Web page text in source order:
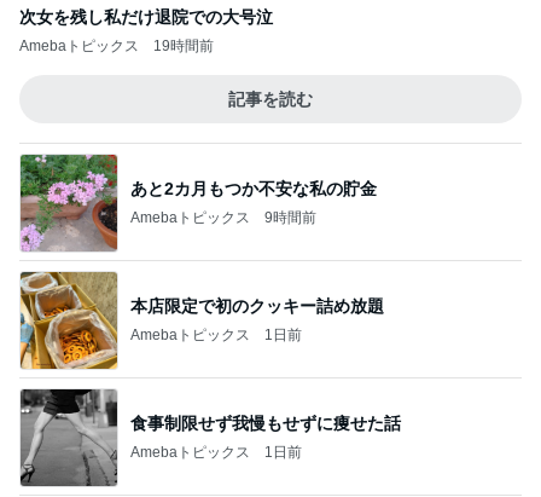
次女を残し私だけ退院での大号泣
Amebaトピックス 19時間前
記事を読む
あと2カ月もつか不安な私の貯金
Amebaトピックス 9時間前
本店限定で初のクッキー詰め放題
Amebaトピックス 1日前
食事制限せず我慢もせずに痩せた話
Amebaトピックス 1日前